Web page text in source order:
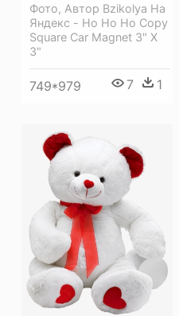
Фото, Автор Bzikolya На
Яндекс - Ho Ho Ho Copy
Square Car Magnet 3" X
3"
749*979 7 1